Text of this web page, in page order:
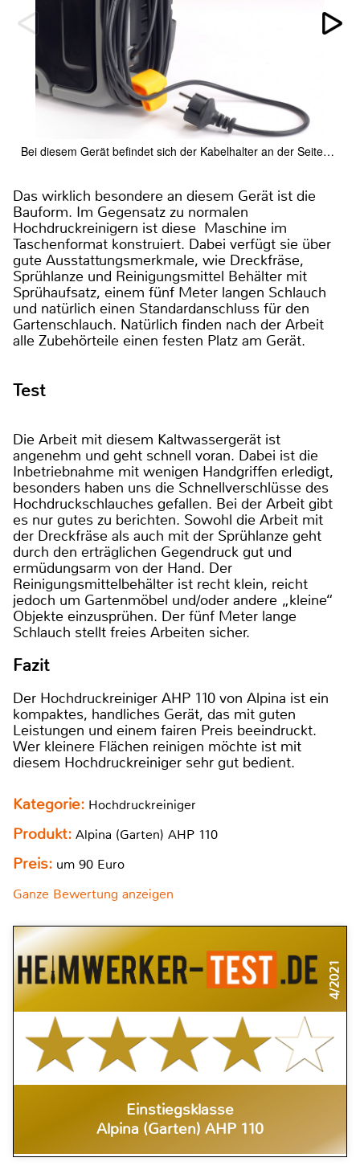
Bei diesem Gerät befindet sich der Kabelhalter an der Seite…
Das wirklich besondere an diesem Gerät ist die
Bauform. Im Gegensatz zu normalen
Hochdruckreinigern ist diese Maschine im
Taschenformat konstruiert. Dabei verfügt sie über
gute Ausstattungsmerkmale, wie Dreckfräse,
Sprühlanze und Reinigungsmittel Behälter mit
Sprühaufsatz, einem fünf Meter langen Schlauch
und natürlich einen Standardanschluss für den
Gartenschlauch. Natürlich finden nach der Arbeit
alle Zubehörteile einen festen Platz am Gerät.
Test
Die Arbeit mit diesem Kaltwassergerät ist
angenehm und geht schnell voran. Dabei ist die
Inbetriebnahme mit wenigen Handgriffen erledigt,
besonders haben uns die Schnellverschlüsse des
Hochdruckschlauches gefallen. Bei der Arbeit gibt
es nur gutes zu berichten. Sowohl die Arbeit mit
der Dreckfräse als auch mit der Sprühlanze geht
durch den erträglichen Gegendruck gut und
ermüdungsarm von der Hand. Der
Reinigungsmittelbehälter ist recht klein, reicht
jedoch um Gartenmöbel und/oder andere „kleine“
Objekte einzusprühen. Der fünf Meter lange
Schlauch stellt freies Arbeiten sicher.
Fazit
Der Hochdruckreiniger AHP 110 von Alpina ist ein
kompaktes, handliches Gerät, das mit guten
Leistungen und einem fairen Preis beeindruckt.
Wer kleinere Flächen reinigen möchte ist mit
diesem Hochdruckreiniger sehr gut bedient.
Kategorie: Hochdruckreiniger
Produkt: Alpina (Garten) AHP 110
Preis: um 90 Euro
Ganze Bewertung anzeigen
4/2021
Einstiegsklasse
Alpina (Garten) AHP 110